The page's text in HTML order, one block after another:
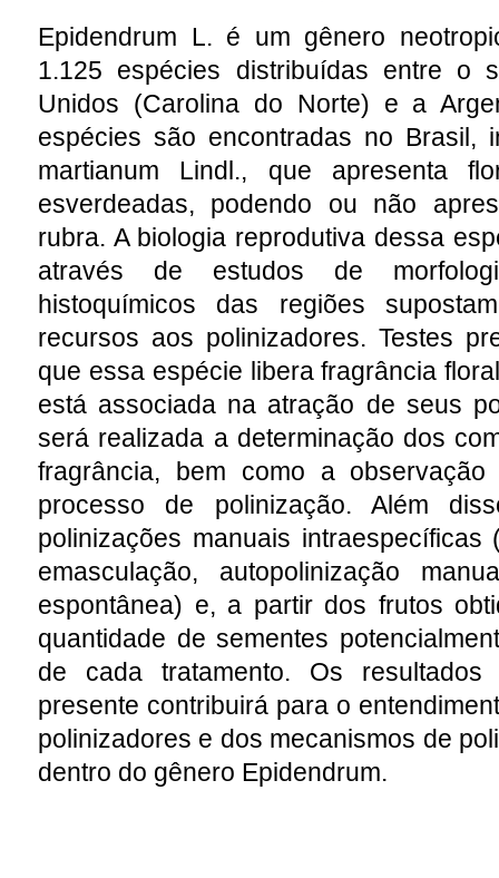
Epidendrum L. é um gênero
1.125 espécies distribuídas entre o
Unidos (Carolina do Norte) e a
espécies são encontradas no Brasil,
martianum Lindl., que apresenta
esverdeadas, podendo ou não
rubra. A biologia reprodutiva dessa
através de estudos de
histoquímicos das regiões
recursos aos polinizadores. Testes
que essa espécie libera fragrância
está associada na atração de seus
será realizada a determinação dos
fragrância, bem como a
processo de polinização. Além
polinizações manuais intraespecíficas
emasculação, autopolinização
espontânea) e, a partir dos frutos
quantidade de sementes
de cada tratamento. Os
presente contribuirá para o
polinizadores e dos mecanismos de
dentro do gênero Epidendrum.